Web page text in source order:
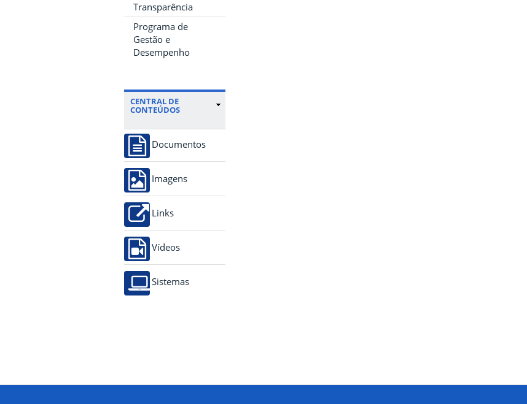
Transparência
Programa de
Gestão e
Desempenho
CENTRAL DE
CONTEÚDOS
Documentos
Imagens
Links
Vídeos
Sistemas